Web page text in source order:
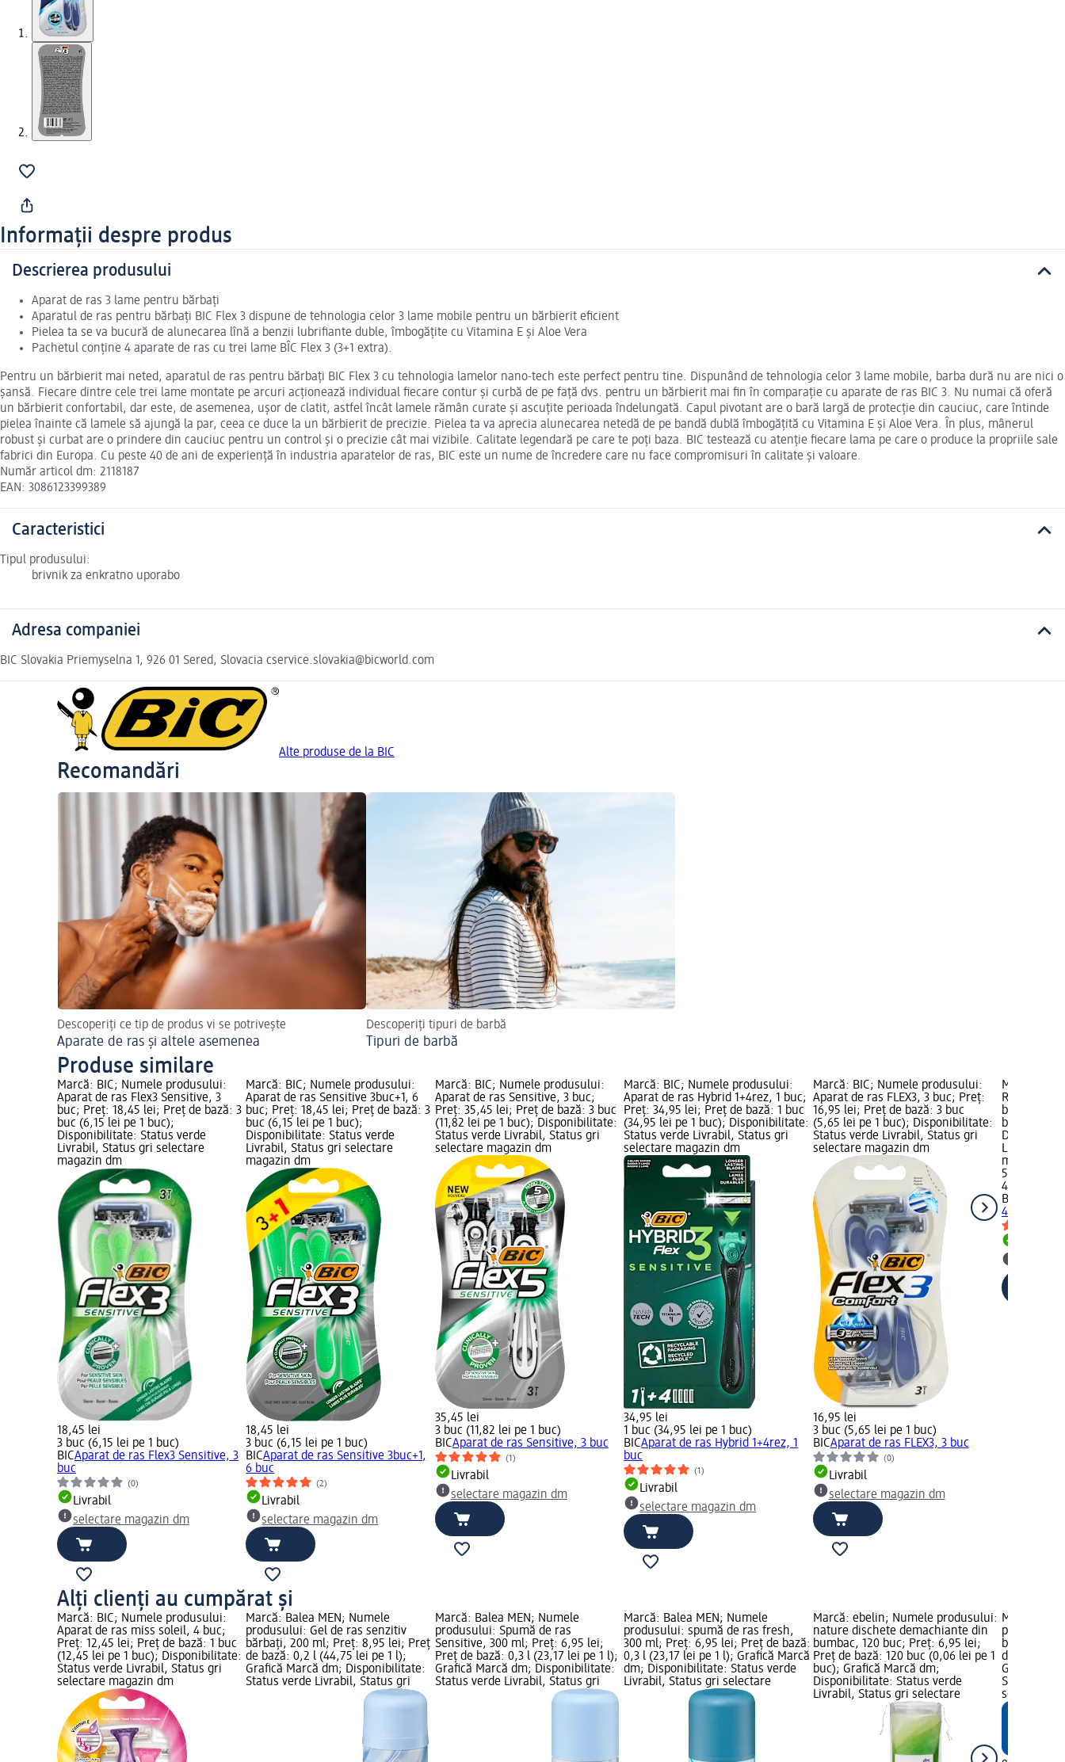
Informații despre produs
Descrierea produsului
Aparat de ras 3 lame pentru bărbați
Aparatul de ras pentru bărbați BIC Flex 3 dispune de tehnologia celor 3 lame mobile pentru un bărbierit eficient
Pielea ta se va bucură de alunecarea lînă a benzii lubrifiante duble, îmbogățite cu Vitamina E și Aloe Vera
Pachetul conține 4 aparate de ras cu trei lame BÎC Flex 3 (3+1 extra).
Pentru un bărbierit mai neted, aparatul de ras pentru bărbați BIC Flex 3 cu tehnologia lamelor nano-tech este perfect pentru tine. Dispunând de tehnologia celor 3 lame mobile, barba dură nu are nici o
șansă. Fiecare dintre cele trei lame montate pe arcuri acționează individual fiecare contur și curbă de pe față dvs. pentru un bărbierit mai fin în comparație cu aparate de ras BIC 3. Nu numai că oferă
un bărbierit confortabil, dar este, de asemenea, ușor de clatit, astfel încât lamele rămân curate și ascuțite perioada îndelungată. Capul pivotant are o bară largă de protecție din cauciuc, care întinde
pielea înainte că lamele să ajungă la par, ceea ce duce la un bărbierit de precizie. Pielea ta va aprecia alunecarea netedă de pe bandă dublă îmbogățită cu Vitamina E și Aloe Vera. În plus, mânerul
robust și curbat are o prindere din cauciuc pentru un control și o precizie cât mai vizibile. Calitate legendară pe care te poți baza. BIC testează cu atenție fiecare lama pe care o produce la propriile sale
fabrici din Europa. Cu peste 40 de ani de experiență în industria aparatelor de ras, BIC este un nume de încredere care nu face compromisuri în calitate și valoare.
Număr articol dm: 2118187
EAN: 3086123399389
Caracteristici
Tipul produsului:
brivnik za enkratno uporabo
Adresa companiei
BIC Slovakia Priemyselna 1, 926 01 Sered, Slovacia cservice.slovakia@bicworld.com
Alte produse de la BIC
Recomandări
Descoperiți ce tip de produs vi se potrivește
Aparate de ras și altele asemenea
Descoperiți tipuri de barbă
Tipuri de barbă
Produse similare
Marcă: BIC; Numele produsului:
Aparat de ras Flex3 Sensitive, 3
buc; Preț: 18,45 lei; Preț de bază: 3
buc (6,15 lei pe 1 buc);
Disponibilitate: Status verde
Livrabil, Status gri selectare
magazin dm
18,45 lei
3 buc (6,15 lei pe 1 buc)
BICAparat de ras Flex3 Sensitive, 3
buc
(0)
Livrabil
selectare magazin dm
Marcă: BIC; Numele produsului:
Aparat de ras Sensitive 3buc+1, 6
buc; Preț: 18,45 lei; Preț de bază: 3
buc (6,15 lei pe 1 buc);
Disponibilitate: Status verde
Livrabil, Status gri selectare
magazin dm
18,45 lei
3 buc (6,15 lei pe 1 buc)
BICAparat de ras Sensitive 3buc+1,
6 buc
(2)
Livrabil
selectare magazin dm
Marcă: BIC; Numele produsului:
Aparat de ras Sensitive, 3 buc;
Preț: 35,45 lei; Preț de bază: 3 buc
(11,82 lei pe 1 buc); Disponibilitate:
Status verde Livrabil, Status gri
selectare magazin dm
35,45 lei
3 buc (11,82 lei pe 1 buc)
BICAparat de ras Sensitive, 3 buc
(1)
Livrabil
selectare magazin dm
Marcă: BIC; Numele produsului:
Aparat de ras Hybrid 1+4rez, 1 buc;
Preț: 34,95 lei; Preț de bază: 1 buc
(34,95 lei pe 1 buc); Disponibilitate:
Status verde Livrabil, Status gri
selectare magazin dm
34,95 lei
1 buc (34,95 lei pe 1 buc)
BICAparat de ras Hybrid 1+4rez, 1
buc
(1)
Livrabil
selectare magazin dm
Marcă: BIC; Numele produsului:
Aparat de ras FLEX3, 3 buc; Preț:
16,95 lei; Preț de bază: 3 buc
(5,65 lei pe 1 buc); Disponibilitate:
Status verde Livrabil, Status gri
selectare magazin dm
16,95 lei
3 buc (5,65 lei pe 1 buc)
BICAparat de ras FLEX3, 3 buc
(0)
Livrabil
selectare magazin dm
Marcă:
Rezerve
buc; Preț:
buc (14,49
Livrabil,
magazin
57,95 lei
4 buc
BIC
4 buc
Alți clienți au cumpărat și
Marcă: BIC; Numele produsului:
Aparat de ras miss soleil, 4 buc;
Preț: 12,45 lei; Preț de bază: 1 buc
(12,45 lei pe 1 buc); Disponibilitate:
Status verde Livrabil, Status gri
selectare magazin dm
Marcă: Balea MEN; Numele
produsului: Gel de ras senzitiv
bărbați, 200 ml; Preț: 8,95 lei; Preț
de bază: 0,2 l (44,75 lei pe 1 l);
Grafică Marcă dm; Disponibilitate:
Status verde Livrabil, Status gri
Marcă: Balea MEN; Numele
produsului: Spumă de ras
Sensitive, 300 ml; Preț: 6,95 lei;
Preț de bază: 0,3 l (23,17 lei pe 1 l);
Grafică Marcă dm; Disponibilitate:
Status verde Livrabil, Status gri
Marcă: Balea MEN; Numele
produsului: spumă de ras fresh,
300 ml; Preț: 6,95 lei; Preț de bază:
0,3 l (23,17 lei pe 1 l); Grafică Marcă
dm; Disponibilitate: Status verde
Livrabil, Status gri selectare
Marcă: ebelin; Numele produsului:
nature dischete demachiante din
bumbac, 120 buc; Preț: 6,95 lei;
Preț de bază: 120 buc (0,06 lei pe 1
buc); Grafică Marcă dm;
Disponibilitate: Status verde
Livrabil, Status gri selectare
Marcă:
produsului:
bărbați,
de bază:
Grafică
Status
selectare